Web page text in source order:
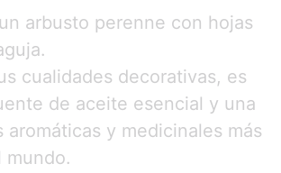
arbusto perenne con hojas
cualidades decorativas, es
de aceite esencial y una
aromáticas y medicinales más
mundo.